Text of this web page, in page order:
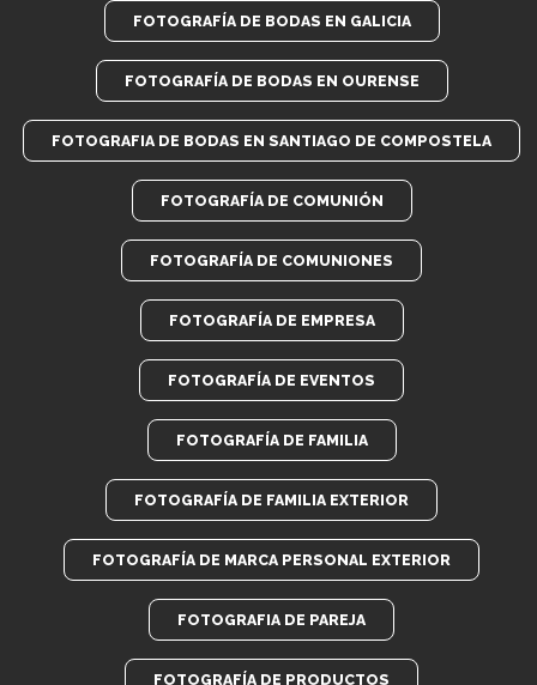
FOTOGRAFÍA DE BODAS EN GALICIA
FOTOGRAFÍA DE BODAS EN OURENSE
FOTOGRAFIA DE BODAS EN SANTIAGO DE COMPOSTELA
FOTOGRAFÍA DE COMUNIÓN
FOTOGRAFÍA DE COMUNIONES
FOTOGRAFÍA DE EMPRESA
FOTOGRAFÍA DE EVENTOS
FOTOGRAFÍA DE FAMILIA
FOTOGRAFÍA DE FAMILIA EXTERIOR
FOTOGRAFÍA DE MARCA PERSONAL EXTERIOR
FOTOGRAFIA DE PAREJA
FOTOGRAFÍA DE PRODUCTOS